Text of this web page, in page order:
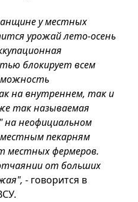
у местных
урожай лето-осень
блокирует всем
на внутреннем, так и
так называемая
на неофициальном
местным пекарням
местных фермеров.
от больших
- говорится в